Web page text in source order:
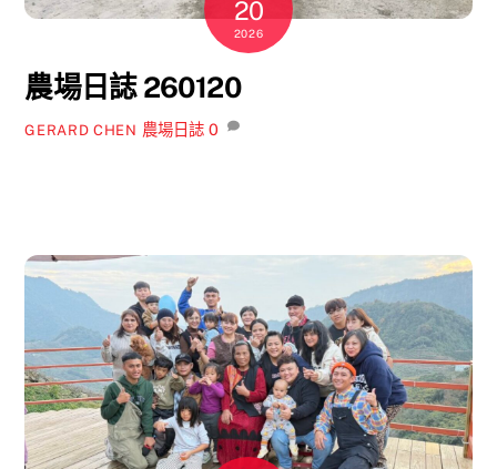
20
2026
農場日誌 260120
GERARD CHEN 農場日誌 0